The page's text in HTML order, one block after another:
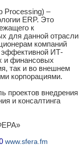
Processing) –
ERP. Это
к
для данной отрасли
компаний
эффективной ИТ-
и финансовых
так и во внешнем
корпорациями.
проектов внедрения
и консалтинга
www.sfera.fm